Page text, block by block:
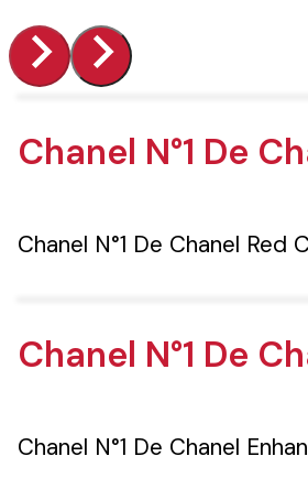
Chanel N°1 De
Chanel N°1 De Chanel Red
Chanel N°1 De
Chanel N°1 De Chanel